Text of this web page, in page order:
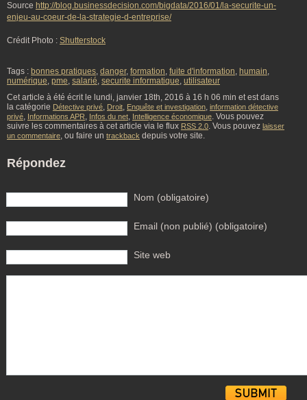
Source http://blog.businessdecision.com/bigdata/2016/01/la-securite-un-
enjeu-au-coeur-de-la-strategie-d-entreprise/
Crédit Photo : Shutterstock
Tags : bonnes pratiques, danger, formation, fuite d'information, humain,
numérique, pme, salarié, securite informatique, utilisateur
Cet article à été écrit le lundi, janvier 18th, 2016 à 16 h 06 min et est dans
la catégorie Détective privé, Droit, Enquête et investigation, information détective
privé, Informations APR, Infos du net, Intelligence économique. Vous pouvez
suivre les commentaires à cet article via le flux RSS 2.0. Vous pouvez laisser
un commentaire, ou faire un trackback depuis votre site.
Répondez
Nom (obligatoire)
Email (non publié) (obligatoire)
Site web